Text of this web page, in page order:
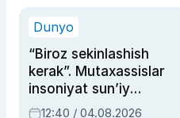
Dunyo
“Biroz sekinlashish
kerak”. Mutaxassislar
insoniyat sun’iy
intellektni boshqara
12:40 / 04.08.2026